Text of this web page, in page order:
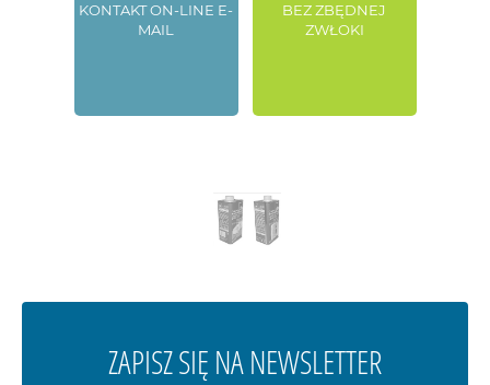
KONTAKT ON-LINE E-
MAIL
BEZ ZBĘDNEJ
ZWŁOKI
ZAPISZ SIĘ NA NEWSLETTER